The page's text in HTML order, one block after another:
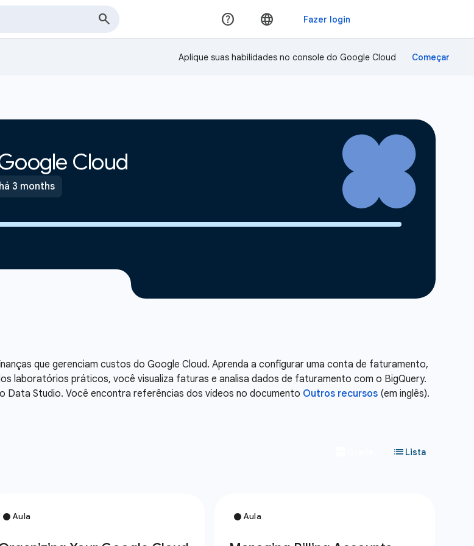
Aplique suas habilidades no console do Google Cloud
Cloud
3 months
que gerenciam custos do Google Cloud. Aprenda a configurar uma conta de faturamento,
laboratórios práticos, você visualiza faturas e analisa dados de faturamento com o BigQuery.
Data Studio. Você encontra referências dos vídeos no documento Outros recursos(em inglês).